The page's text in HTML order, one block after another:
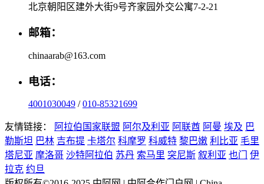
北京朝阳区建外大街9号齐家园外交公寓7-2-21
邮箱：
chinaarab@163.com
电话：
4001030049 /010-85321699
友情链接： 阿拉伯国家联盟 阿尔及利亚 阿联酋 阿曼 埃及 巴
勒斯坦 巴林 吉布提 卡塔尔 科摩罗 科威特 黎巴嫩 利比亚 毛里
塔尼亚 摩洛哥 沙特阿拉伯 苏丹 索马里 突尼斯 叙利亚 也门
伊
拉克 约旦